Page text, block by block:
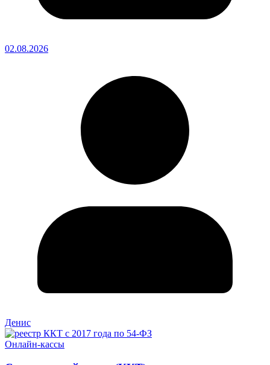
02.08.2026
Денис
Онлайн-кассы